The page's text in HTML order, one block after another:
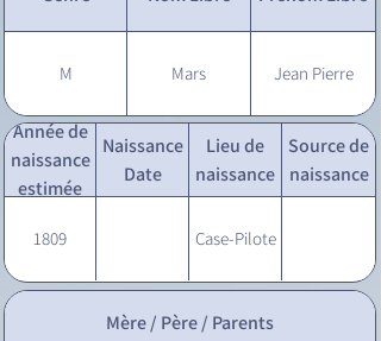
M Mars Jean Pierre
Année de
naissance
estimée
Naissance
Date
Lieu de
naissance
Source de
naissance
1809 Case-Pilote
Mère / Père / Parents